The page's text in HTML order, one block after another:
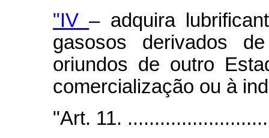
"IV– adquira
gasosos derivados
oriundos de outro
comercialização ou à
"Art. 11.